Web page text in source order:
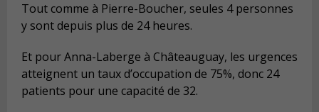
Tout comme à Pierre-Boucher, seules 4 personnes
y sont depuis plus de 24 heures.
Et pour Anna-Laberge à Châteauguay, les urgences
atteignent un taux d’occupation de 75%, donc 24
patients pour une capacité de 32.